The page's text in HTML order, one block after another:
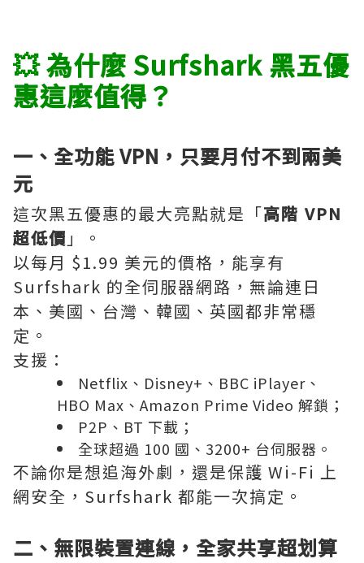
💥 為什麼 Surfshark 黑五優
惠這麼值得？
一、全功能 VPN，只要月付不到兩美
元
這次黑五優惠的最大亮點就是「高階 VPN
超低價 」。
以每月 $1.99 美元的價格，能享有
Surfshark 的全伺服器網路，無論連日
本、美國、台灣、韓國、英國都非常穩
定。
支援：
Netflix、Disney+、BBC iPlayer、
HBO Max、Amazon Prime Video 解鎖；
P2P、BT 下載；
全球超過 100 國、3200+ 台伺服器。
不論你是想追海外劇，還是保護 Wi-Fi 上
網安全，Surfshark 都能一次搞定。
二、無限裝置連線，全家共享超划算